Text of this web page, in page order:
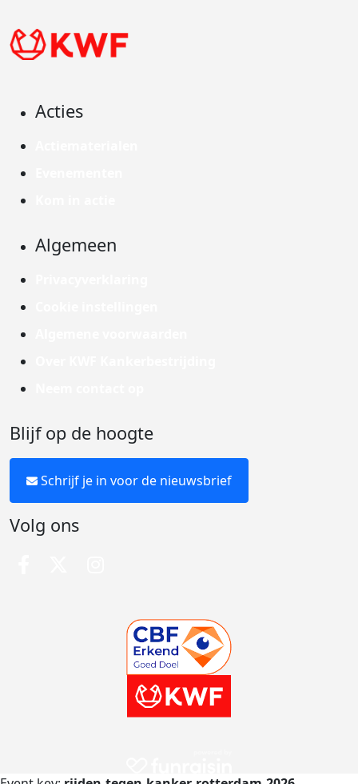
Acties
Algemeen
Blijf op de hoogte
Schrijf je in voor de nieuwsbrief
Volg ons